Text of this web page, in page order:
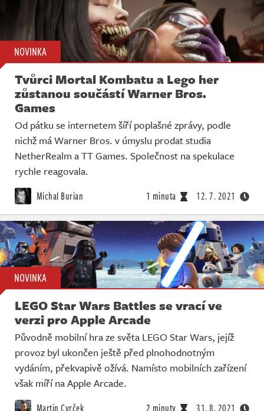
NOVINKA
Tvůrci Mortal Kombatu a Lego her
zůstanou součástí Warner Bros.
Games
Od pátku se internetem šíří poplašné zprávy, podle
nichž má Warner Bros. v úmyslu prodat studia
NetherRealm a TT Games. Společnost na spekulace
rychle reagovala.
Michal Burian 1 minuta 12. 7. 2021
NOVINKA
LEGO Star Wars Battles se vrací ve
verzi pro Apple Arcade
Původně mobilní hra ze světa LEGO Star Wars, jejíž
provoz byl ukončen ještě před plnohodnotným
vydáním, překvapivě ožívá. Namísto mobilních zařízení
však míří na Apple Arcade.